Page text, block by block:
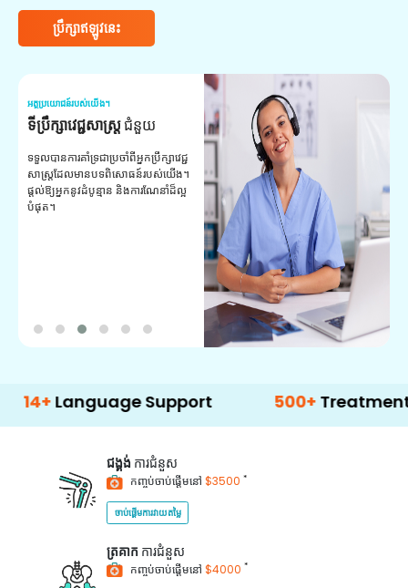
ប្រឹក្សាឥឡូវនេះ
អត្ថប្រយោជន៍របស់យើង។
ទីប្រឹក្សាវេជ្ជសាស្ត្រជំនួយ
ទទួលបានការគាំទ្រជាប្រចាំពីអ្នកប្រឹក្សាវេជ្ជ
សាស្ត្រដែលមានបទពិសោធន៍របស់យើង។
ផ្តល់ឱ្យអ្នកនូវដំបូន្មាន និងការណែនាំដ៏ល្អ
បំផុត។
Support 500+ Treatment
ជង្គង់ ការជំនួស
កញ្ចប់ចាប់ផ្តើមនៅ $3500 *
ចាប់ផ្តើមការវាយតម្លៃ
ត្រគាក ការជំនួស
កញ្ចប់ចាប់ផ្តើមនៅ $4000 *